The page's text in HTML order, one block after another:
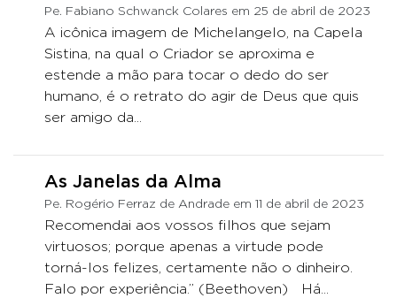
Pe. Fabiano Schwanck Colares em 25 de abril de 2023
A icônica imagem de Michelangelo, na Capela
Sistina, na qual o Criador se aproxima e
estende a mão para tocar o dedo do ser
humano, é o retrato do agir de Deus que quis
ser amigo da...
As Janelas da Alma
Pe. Rogério Ferraz de Andrade em 11 de abril de 2023
Recomendai aos vossos filhos que sejam
virtuosos; porque apenas a virtude pode
torná-los felizes, certamente não o dinheiro.
Falo por experiência.” (Beethoven) Há...